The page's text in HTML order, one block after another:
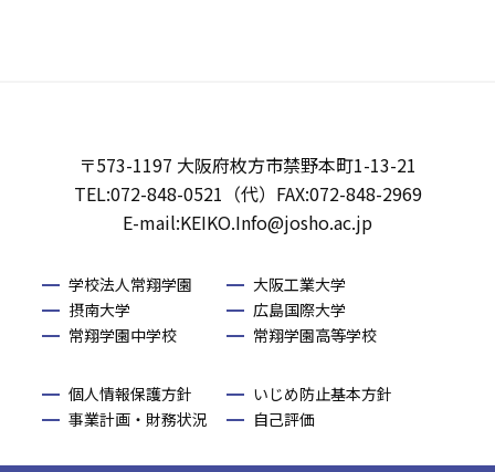
〒573-1197 大阪府枚方市禁野本町1-13-21
TEL:072-848-0521（代）FAX:072-848-2969
E-mail:KEIKO.Info@josho.ac.jp
学校法人常翔学園
大阪工業大学
摂南大学
広島国際大学
常翔学園中学校
常翔学園高等学校
個人情報保護方針
いじめ防止基本方針
事業計画・財務状況
自己評価